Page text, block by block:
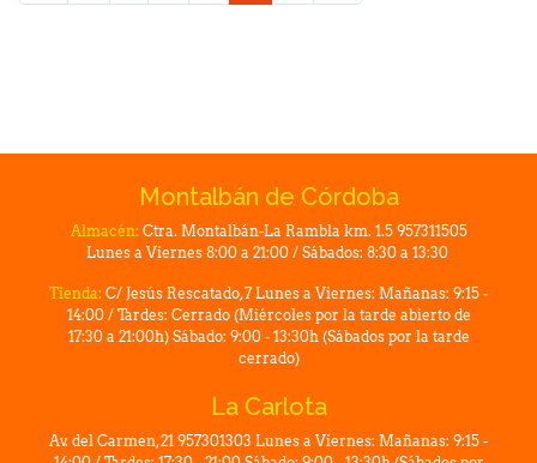
Montalbán de Córdoba
Almacén: Ctra. Montalbán-La Rambla km. 1.5 957311505
Lunes a Viernes 8:00 a 21:00 / Sábados: 8:30 a 13:30
Tienda: C/ Jesús Rescatado, 7 Lunes a Viernes: Mañanas: 9:15 -
14:00 / Tardes: Cerrado (Miércoles por la tarde abierto de
17:30 a 21:00h) Sábado: 9:00 - 13:30h (Sábados por la tarde
cerrado)
La Carlota
Av. del Carmen, 21 957301303 Lunes a Viernes: Mañanas: 9:15 -